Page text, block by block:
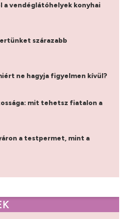
a vendéglátóhelyek konyhai
szárazabb
ne hagyja figyelmen kívül?
mit tehetsz fiatalon a
a testpermet, mint a